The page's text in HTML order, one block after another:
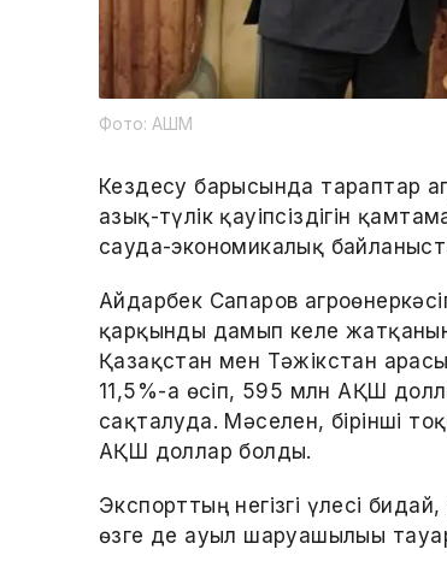
Фото: АШМ
Кездесу барысында тараптар
азық-түлік қауіпсіздігін
сауда-экономикалық
Айдарбек Сапаров
қарқынды дамып келе
Қазақстан мен Тәжікстан
11,5%-ға өсіп, 595 млн АҚШ
сақталуда. Мәселен, бірінші
АҚШ доллар болды.
Экспорттың негізгі үлесі
өзге де ауыл шаруашылығы